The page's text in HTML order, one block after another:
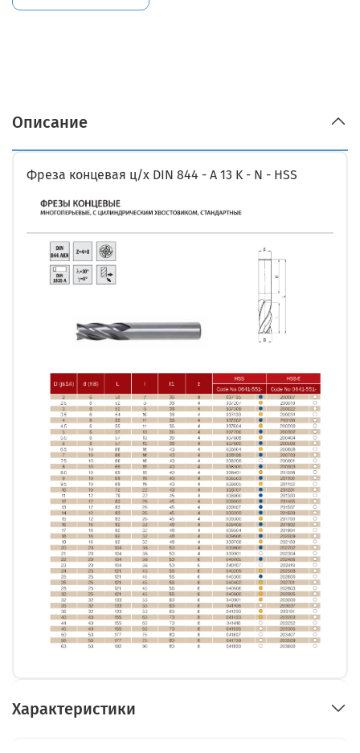
Описание
Фреза концевая ц/х DIN 844 - A 13 K - N - HSS
Характеристики